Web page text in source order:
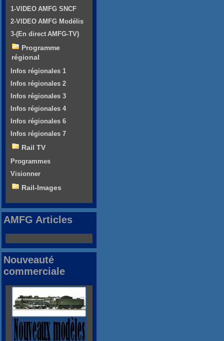
1-VIDEO AMFG SNCF
2-VIDEO AMFG Modélis
3-(En direct AMFG-TV)
Programme
régional
Infos régionales 1
Infos régionales 2
Infos régionales 3
Infos régionales 4
Infos régionales 6
Infos régionales 7
Rail TV
Programmes
Visionner
Rail-Images
AMFG Articles
Nouveauté
commerciale